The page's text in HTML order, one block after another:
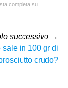
completa su
successivo →
sale in 100 gr di
crudo?